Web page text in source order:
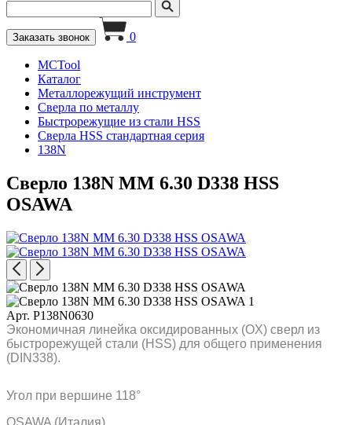
Заказать звонок 0
MCTool
Каталог
Металлорежущий инструмент
Сверла по металлу
Быстрорежущие из стали HSS
Сверла HSS стандартная серия
138N
Сверло 138N MM 6.30 D338 HSS
OSAWA
Арт. P138N0630
Экономичная линейка оксидированных (OX) сверл из
быстрорежущей стали (HSS) для общего применения
(DIN338).
Угол при вершине 118°
OSAWA (Италия)